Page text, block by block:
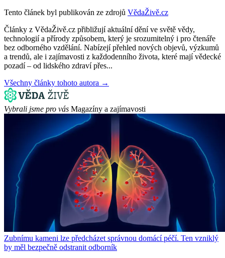
Tento článek byl publikován ze zdrojů VědaŽivě.cz
Články z VědaŽivě.cz přibližují aktuální dění ve světě vědy,
technologií a přírody způsobem, který je srozumitelný i pro čtenáře
bez odborného vzdělání. Nabízejí přehled nových objevů, výzkumů
a trendů, ale i zajímavosti z každodenního života, které mají vědecké
pozadí – od lidského zdraví přes...
Všechny články tohoto autora →
Vybrali jsme pro vás Magazíny a zajímavosti
Zubnímu kameni lze předcházet správnou domácí péčí. Ten vzniklý
by měl bezpečně odstranit odborník